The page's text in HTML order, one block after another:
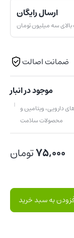
ارسال رایگان
سه میلیون تومان
ضمانت اصالت
موجود در انبار
دارویی، ویتامین و
محصولات سلامت
75,000تومان
به سبد خرید